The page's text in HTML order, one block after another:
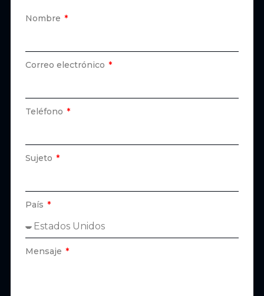
Nombre
Correo electrónico
Teléfono
Sujeto
País
Mensaje